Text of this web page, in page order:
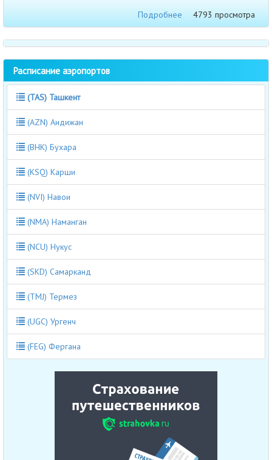
Подробнее
4793 просмотра
Расписание аэропортов
(TAS) Ташкент
(AZN) Андижан
(BHK) Бухара
(KSQ) Карши
(NVI) Навои
(NMA) Наманган
(NCU) Нукус
(SKD) Самарканд
(TMJ) Термез
(UGC) Ургенч
(FEG) Фергана